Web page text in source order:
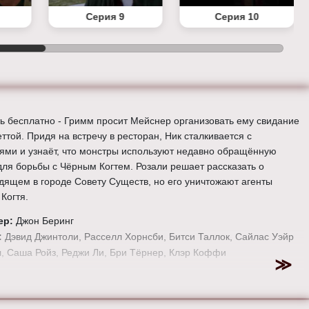
Серия 9 Серия 10
бесплатно - Гримм просит Мейснер организовать ему свидание
Придя на встречу в ресторан, Ник сталкивается с
и узнаёт, что монстры используют недавно обращённую
борьбы с Чёрным Когтем. Розали решает рассказать о
в городе Совету Существ, но его уничтожают агенты
Джон Беринг
Дэвид Джинтоли, Расселл Хорнсби, Битси Таллок, Сайлас Уэйр
Саша Ройз, Реджи Ли, Бри Тёрнер, Клэр Коффи